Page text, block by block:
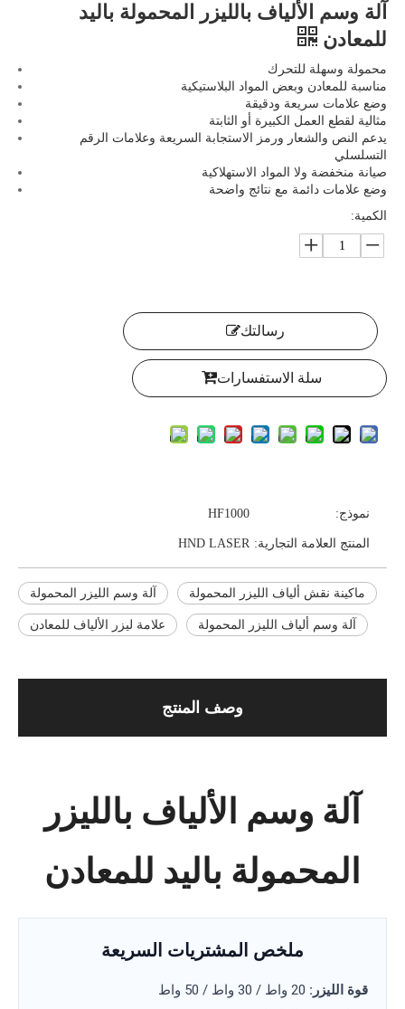
آلة وسم الألياف بالليزر المحمولة باليد
للمعادن
محمولة وسهلة للتحرك
مناسبة للمعادن وبعض المواد البلاستيكية
وضع علامات سريعة ودقيقة
مثالية لقطع العمل الكبيرة أو الثابتة
يدعم النص والشعار ورمز الاستجابة السريعة وعلامات الرقم
التسلسلي
صيانة منخفضة ولا المواد الاستهلاكية
وضع علامات دائمة مع نتائج واضحة
الكمية:
رسالتك
سلة الاستفسارات
نموذج: HF1000
المنتج العلامة التجارية: HND LASER
آلة وسم الليزر المحمولة ماكينة نقش ألياف الليزر المحمولة
علامة ليزر الألياف للمعادن آلة وسم ألياف الليزر المحمولة
وصف المنتج
آلة وسم الألياف بالليزر
المحمولة باليد للمعادن
ملخص المشتريات السريعة
قوة الليزر: 20 واط / 30 واط / 50 واط